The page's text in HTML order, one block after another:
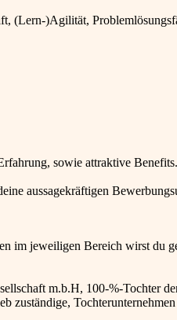
(Lern-)Agilität,
sowie attraktive Benefits.
aussagekräftigen
im jeweiligen Bereich wirst du
m.b.H, 100-%-Tochter
zuständige,